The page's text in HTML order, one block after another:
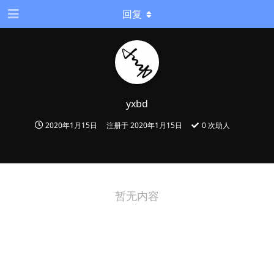
yxbd
2020年1月15日 注册于2020年1月15日 0 次助人
回复
暂无内容